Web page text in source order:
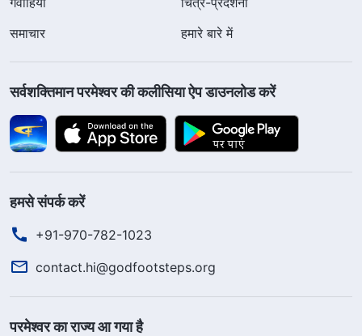
समाचार
हमारे बारे में
सर्वशक्तिमान परमेश्वर की कलीसिया ऐप डाउनलोड करें
हमसे संपर्क करें
+91-970-782-1023
contact.hi@godfootsteps.org
परमेश्वर का राज्य आ गया है